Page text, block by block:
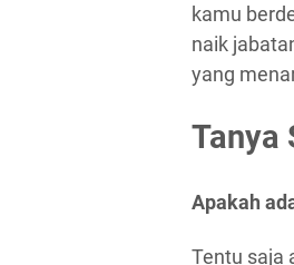
kamu
naik
yang
Tanya
Apakah
Tentu saja